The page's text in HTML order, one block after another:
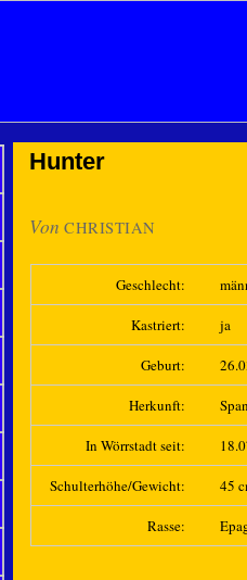
Hunter
Von CHRISTIAN
Geschlecht:
Kastriert: ja
Geburt:
Herkunft:
In Wörrstadt seit:
Schulterhöhe/Gewicht: 45
Rasse: